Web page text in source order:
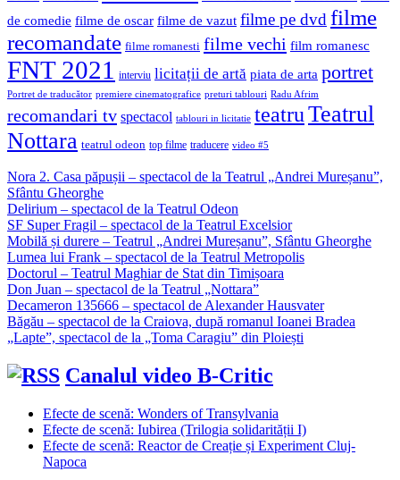
de comedie filme de oscar filme de vazut filme pe dvd filme
recomandate filme romanesti filme vechi film romanesc
FNT 2021 interviu licitații de artă piata de arta portret
Portret de traducător premiere cinematografice preturi tablouri Radu Afrim
recomandari tv spectacol tablouri in licitatie teatruTeatrul
Nottara teatrul odeon top filme traducere video #5
Nora 2. Casa păpușii – spectacol de la Teatrul „Andrei Mureșanu”,
Sfântu Gheorghe
Delirium – spectacol de la Teatrul Odeon
SF Super Fragil – spectacol de la Teatrul Excelsior
Mobilă și durere – Teatrul „Andrei Mureșanu”, Sfântu Gheorghe
Lumea lui Frank – spectacol de la Teatrul Metropolis
Doctorul – Teatrul Maghiar de Stat din Timișoara
Don Juan – spectacol de la Teatrul „Nottara”
Decameron 135666 – spectacol de Alexander Hausvater
Băgău – spectacol de la Craiova, după romanul Ioanei Bradea
„Lapte”, spectacol de la „Toma Caragiu” din Ploiești
Canalul video B-Critic
Efecte de scenă: Wonders of Transylvania
Efecte de scenă: Iubirea (Trilogia solidarității I)
Efecte de scenă: Reactor de Creație și Experiment Cluj-
Napoca